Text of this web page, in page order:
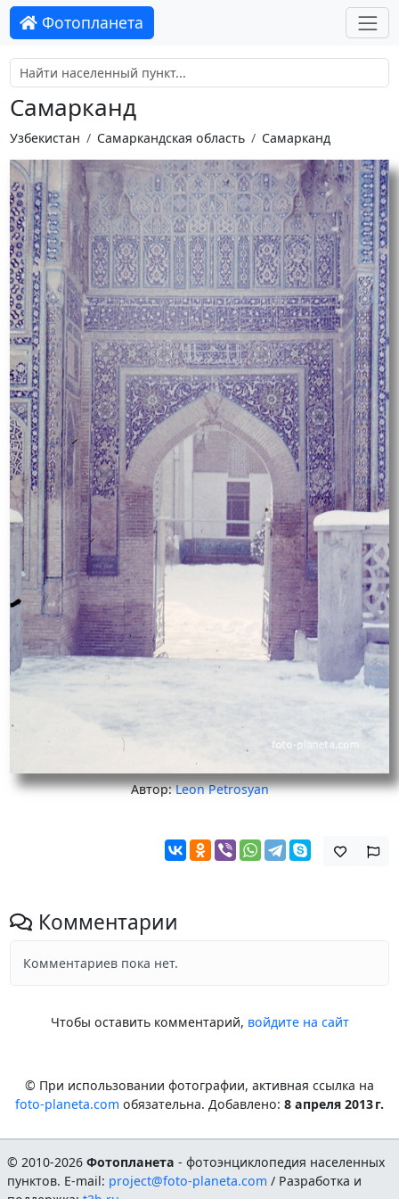
Фотопланета
Самарканд
Узбекистан Самаркандская область Самарканд
Автор:Leon Petrosyan
Комментарии
Комментариев пока нет.
Чтобы оставить комментарий, войдите на сайт
© При использовании фотографии, активная ссылка на
foto-planeta.com обязательна. Добавлено: 8 апреля 2013 г.
© 2010-2026Фотопланета - фотоэнциклопедия населенных
пунктов. E-mail: project@foto-planeta.com / Разработка и